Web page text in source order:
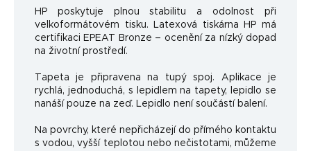
HP poskytuje plnou stabilitu a odolnost při
velkoformátovém tisku. Latexová tiskárna HP má
certifikaci EPEAT Bronze – ocenění za nízký dopad
na životní prostředí.
Tapeta je připravena na tupý spoj. Aplikace je
rychlá, jednoduchá, s lepidlem na tapety, lepidlo se
nanáší pouze na zeď. Lepidlo není součástí balení.
Na povrchy, které nepřicházejí do přímého kontaktu
s vodou, vyšší teplotou nebo nečistotami, můžeme